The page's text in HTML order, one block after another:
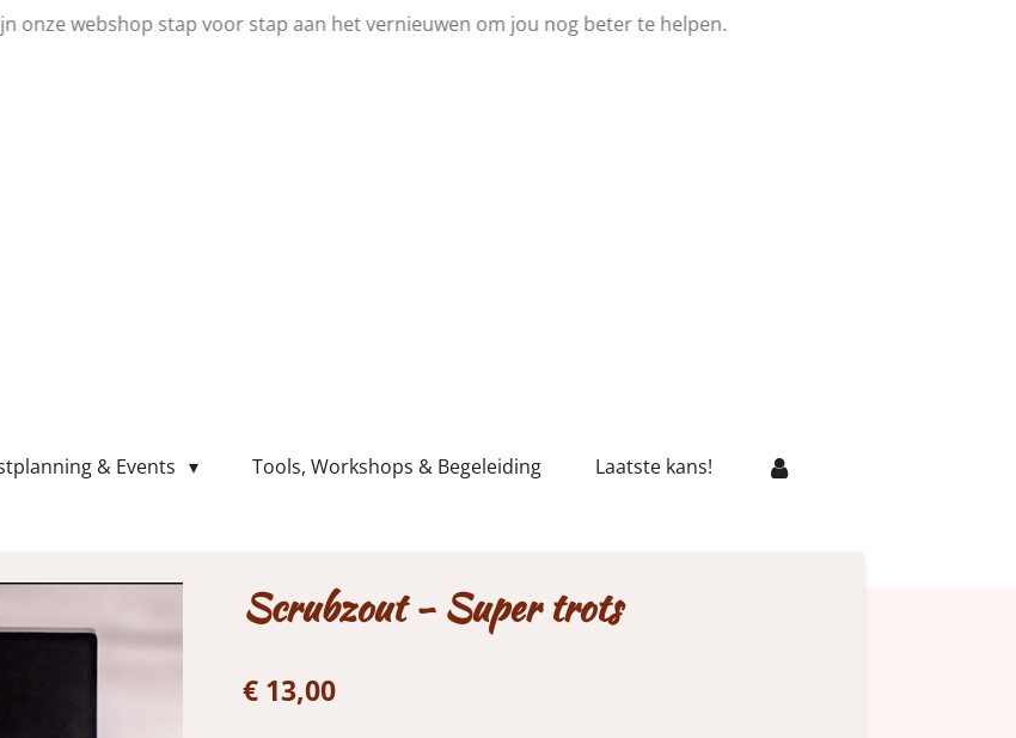
onze webshop stap voor stap aan het vernieuwen om jou nog beter te helpen.
& Events Tools, Workshops & Begeleiding Laatste kans!
Scrubzout - Super trots
€ 13,00